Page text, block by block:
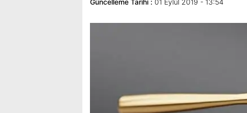
Güncelleme Tarihi : 01 Eylül 2019 - 13:54